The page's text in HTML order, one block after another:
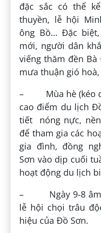
đặc sắc có thể
thuyền, lễ hội
ông Bồ… Đặc
mới, người dân
viếng thăm đền
mưa thuận gió
– Mùa hè (kéo
cao điểm du lịch
tiết nóng nực,
để tham gia các
gia đình, đồng
Sơn vào dịp cuối
hoạt động du lịch
– Ngày 9-8 âm
lễ hội chọi trâu
hiệu của Đồ Sơn.